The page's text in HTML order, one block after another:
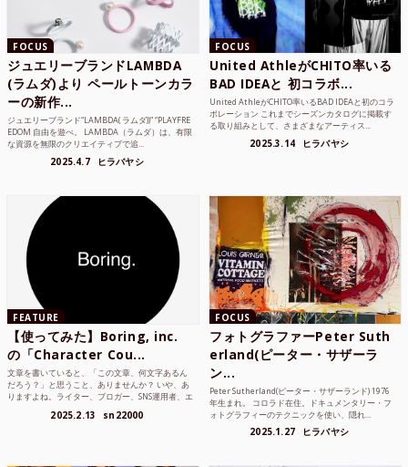
FOCUS
ジュエリーブランドLAMBDA
(ラムダ)より ペールトーンカラ
ーの新作...
ジュエリーブランド“LAMBDA( ラムダ))” “PLAYFRE
EDOM 自由を遊べ。 LAMBDA（ラムダ）は、有限
な資源を無限のクリエイティブで追...
2025.4.7 ヒラバヤシ
FOCUS
United AthleがCHITO率いる
BAD IDEAと 初コラボ...
United AthleがCHITO率いるBAD IDEAと初のコラ
ボレーション これまでシーズンカタログに掲載す
る取り組みとして、さまざまなアーティス...
2025.3.14 ヒラバヤシ
FEATURE
【使ってみた】Boring, inc.
の「Character Cou...
文章を書いていると、「この文章、何文字あるん
だろう？」と思うこと、ありませんか？ いや、あ
りますよね。ライター、ブロガー、SNS運用者、エ
2025.2.13 sn22000
FOCUS
フォトグラファーPeter Suth
erland(ピーター・サザーラ
ン...
Peter Sutherland(ピーター・サザーランド) 1976
年生まれ。 コロラド在住。ドキュメンタリー・フ
ォトグラフィーのテクニックを使い、隠れ...
2025.1.27 ヒラバヤシ